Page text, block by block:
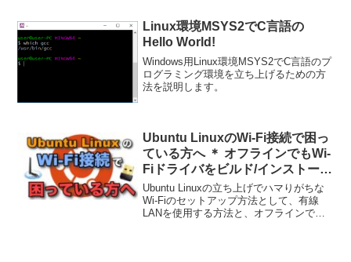
断できない」という方のために、複数の
Linux環境立ち上げ方法を紹介します。
Linux環境MSYS2でC言語の
Hello World!
Windows用Linux環境MSYS2でC言語のプ
ログラミング環境を立ち上げるための方
法を説明します。
Ubuntu LinuxのWi-Fi接続で困っ
ている方へ ＊ オフラインでもWi-
Fiドライバをビルド/インストール
できます
Ubuntu Linuxの立ち上げでハマりがちな
Wi-Fiのセットアップ方法として、有線
LANを使用する方法と、オフラインで行